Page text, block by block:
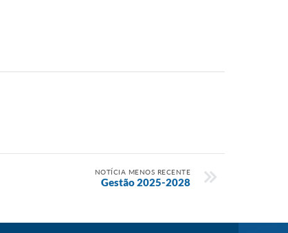
NOTÍCIA MENOS RECENTE
Gestão 2025-2028